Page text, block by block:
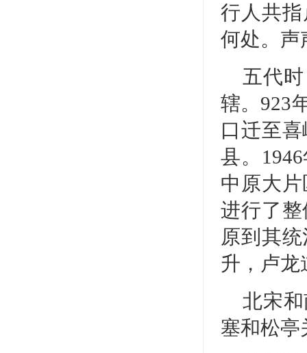
行人共
何处。声
五代
辖。923
口迁至
县。
中原大
进行了
原到其
升，卢龙
北宋
塞和松亭